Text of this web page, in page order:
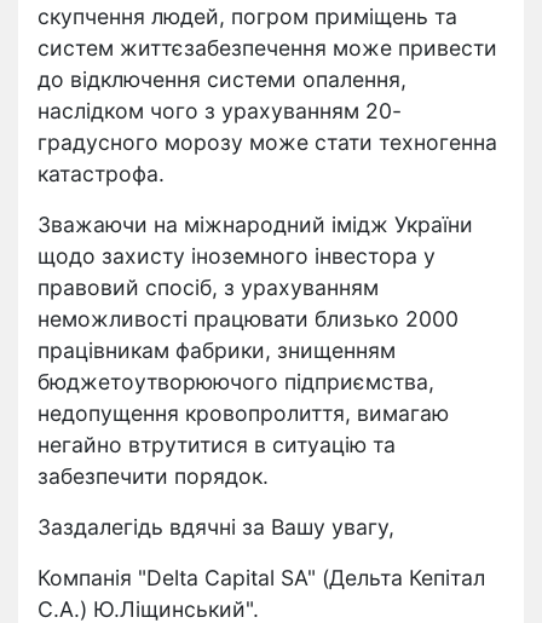
скупчення людей, погром приміщень та
систем життєзабезпечення може привести
до відключення системи опалення,
наслідком чого з урахуванням 20-
градусного морозу може стати техногенна
катастрофа.
Зважаючи на міжнародний імідж України
щодо захисту іноземного інвестора у
правовий спосіб, з урахуванням
неможливості працювати близько 2000
працівникам фабрики, знищенням
бюджетоутворюючого підприємства,
недопущення кровопролиття, вимагаю
негайно втрутитися в ситуацію та
забезпечити порядок.
Заздалегідь вдячні за Вашу увагу,
Компанія "Delta Capital SA" (Дельта Кепітал
С.А.) Ю.Ліщинський".